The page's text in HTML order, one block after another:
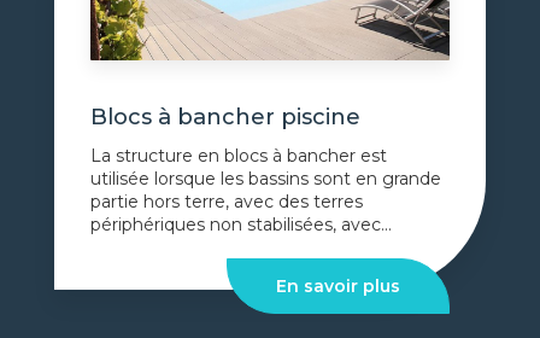
Blocs à bancher piscine
La structure en blocs à bancher est
utilisée lorsque les bassins sont en grande
partie hors terre, avec des terres
périphériques non stabilisées, avec...
En savoir plus